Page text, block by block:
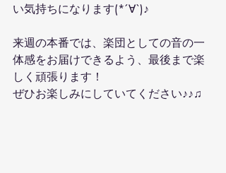
い気持ちになります(*´∀`)♪
来週の本番では、楽団としての音の一
体感をお届けできるよう、最後まで楽
しく頑張ります！
ぜひお楽しみにしていてください♪♪♫